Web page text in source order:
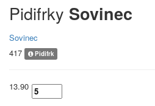
Pidifrky Sovinec
Sovinec
417
Pidifrk
13.90